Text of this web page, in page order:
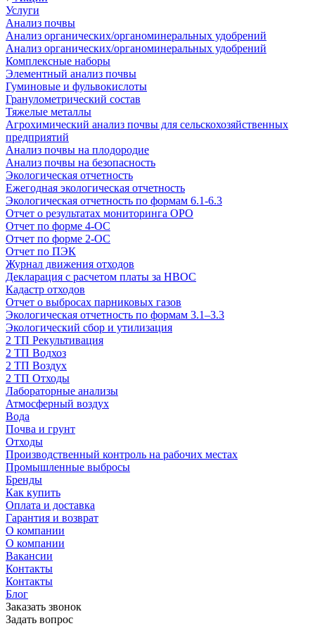
Услуги
Анализ почвы
Анализ органических/органоминеральных удобрений
Анализ органических/органоминеральных удобрений
Комплексные наборы
Элементный анализ почвы
Гуминовые и фульвокислоты
Гранулометрический состав
Тяжелые металлы
Агрохимический анализ почвы для сельскохозяйственных
предприятий
Анализ почвы на плодородие
Анализ почвы на безопасность
Экологическая отчетность
Ежегодная экологическая отчетность
Экологическая отчетность по формам 6.1-6.3
Отчет о результатах мониторинга ОРО
Отчет по форме 4-ОС
Отчет по форме 2-ОС
Отчет по ПЭК
Журнал движения отходов
Декларация с расчетом платы за НВОС
Кадастр отходов
Отчет о выбросах парниковых газов
Экологическая отчетность по формам 3.1–3.3
Экологический сбор и утилизация
2 ТП Рекультивация
2 ТП Водхоз
2 ТП Воздух
2 ТП Отходы
Лабораторные анализы
Атмосферный воздух
Вода
Почва и грунт
Отходы
Производственный контроль на рабочих местах
Промышленные выбросы
Бренды
Как купить
Оплата и доставка
Гарантия и возврат
О компании
О компании
Вакансии
Контакты
Контакты
Блог
Заказать звонок
Задать вопрос